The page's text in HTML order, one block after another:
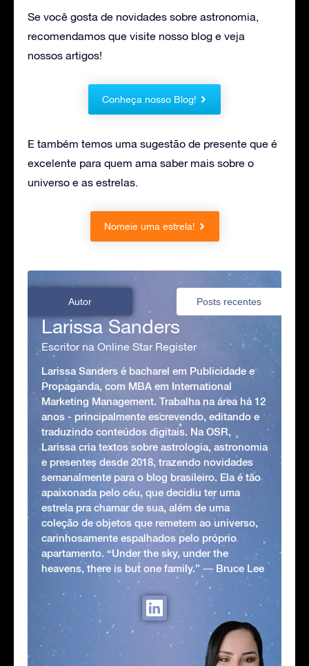
Se você gosta de novidades sobre astronomia,
recomendamos que visite nosso blog e veja
nossos artigos!
Conheça nosso Blog!
E também temos uma sugestão de presente que é
excelente para quem ama saber mais sobre o
universo e as estrelas.
Nomeie uma estrela!
Autor Posts recentes
Larissa Sanders
Escritor na Online Star Register
Larissa Sanders é bacharel em Publicidade e
Propaganda, com MBA em International
Marketing Management. Trabalha na área há 12
anos - principalmente escrevendo, editando e
traduzindo conteúdos digitais. Na OSR,
Larissa cria textos sobre astrologia, astronomia
e presentes desde 2018, trazendo novidades
semanalmente para o blog brasileiro. Ela é tão
apaixonada pelo céu, que decidiu ter uma
estrela pra chamar de sua, além de uma
coleção de objetos que remetem ao universo,
carinhosamente espalhados pelo próprio
apartamento. “Under the sky, under the
heavens, there is but one family.” ― Bruce Lee